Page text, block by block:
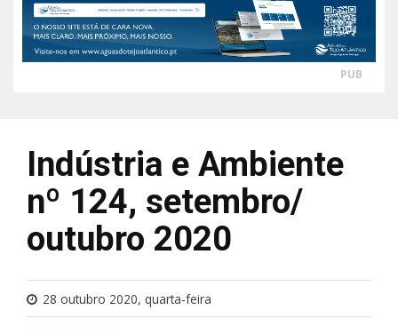
PUB
Indústria e Ambiente
nº 124, setembro/
outubro 2020
28 outubro 2020, quarta-feira